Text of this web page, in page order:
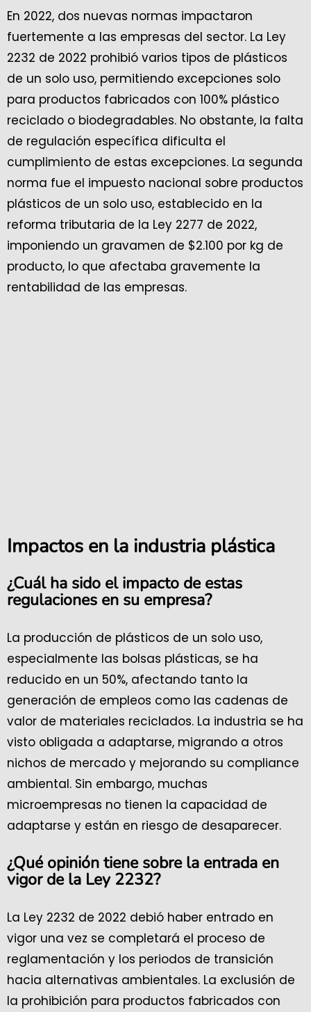
En 2022, dos nuevas normas impactaron
fuertemente a las empresas del sector. La Ley
2232 de 2022 prohibió varios tipos de plásticos
de un solo uso, permitiendo excepciones solo
para productos fabricados con 100% plástico
reciclado o biodegradables. No obstante, la falta
de regulación específica dificulta el
cumplimiento de estas excepciones. La segunda
norma fue el impuesto nacional sobre productos
plásticos de un solo uso, establecido en la
reforma tributaria de la Ley 2277 de 2022,
imponiendo un gravamen de $2.100 por kg de
producto, lo que afectaba gravemente la
rentabilidad de las empresas.
Impactos en la industria plástica
¿Cuál ha sido el impacto de estas
regulaciones en su empresa?
La producción de plásticos de un solo uso,
especialmente las bolsas plásticas, se ha
reducido en un 50%, afectando tanto la
generación de empleos como las cadenas de
valor de materiales reciclados. La industria se ha
visto obligada a adaptarse, migrando a otros
nichos de mercado y mejorando su compliance
ambiental. Sin embargo, muchas
microempresas no tienen la capacidad de
adaptarse y están en riesgo de desaparecer.
¿Qué opinión tiene sobre la entrada en
vigor de la Ley 2232?
La Ley 2232 de 2022 debió haber entrado en
vigor una vez se completará el proceso de
reglamentación y los periodos de transición
hacia alternativas ambientales. La exclusión de
la prohibición para productos fabricados con